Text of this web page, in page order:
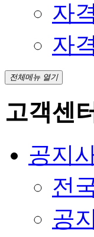
자
자
전체메뉴 열기
고객센
공지
전
공